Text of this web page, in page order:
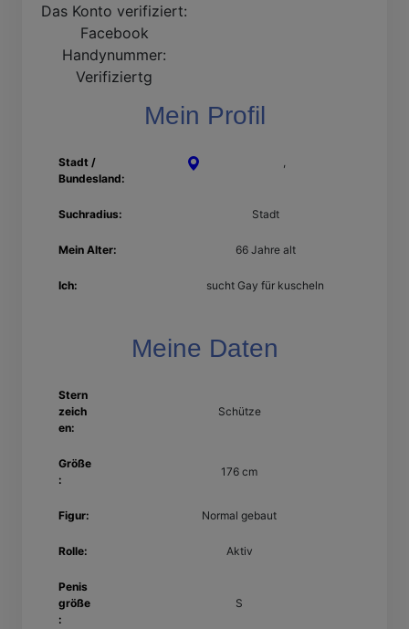
Das Konto verifiziert:
Facebook
Handynummer:
Verifiziertg
Mein Profil
Stadt /
Bundesland:
,
Suchradius: Stadt
Mein Alter: 66 Jahre alt
Ich: sucht Gay für kuscheln
Meine Daten
Stern
zeich
en:
Schütze
Größe
:
176 cm
Figur: Normal gebaut
Rolle: Aktiv
Penis
größe
:
S